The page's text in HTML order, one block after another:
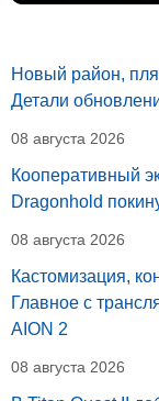
Новый район,
Детали
08 августа 2026
Кооперативный
Dragonhold
08 августа 2026
Кастомизация,
Главное с
AION 2
08 августа 2026